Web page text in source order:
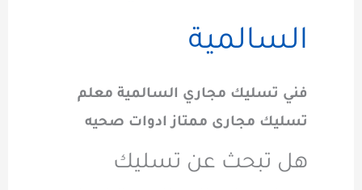
السالمية
فني تسليك مجاري السالمية معلم
تسليك مجارى ممتاز ادوات صحيه
هل تبحث عن تسليك